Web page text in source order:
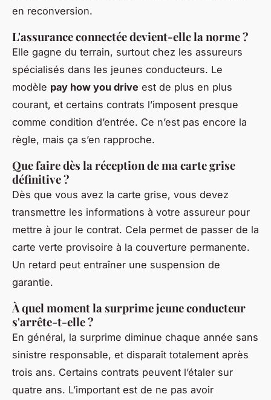
en reconversion.
L'assurance connectée devient-elle la norme ?
Elle gagne du terrain, surtout chez les assureurs
spécialisés dans les jeunes conducteurs. Le
modèle pay how you drive est de plus en plus
courant, et certains contrats l’imposent presque
comme condition d’entrée. Ce n’est pas encore la
règle, mais ça s’en rapproche.
Que faire dès la réception de ma carte grise
définitive ?
Dès que vous avez la carte grise, vous devez
transmettre les informations à votre assureur pour
mettre à jour le contrat. Cela permet de passer de la
carte verte provisoire à la couverture permanente.
Un retard peut entraîner une suspension de
garantie.
À quel moment la surprime jeune conducteur
s'arrête-t-elle ?
En général, la surprime diminue chaque année sans
sinistre responsable, et disparaît totalement après
trois ans. Certains contrats peuvent l’étaler sur
quatre ans. L’important est de ne pas avoir